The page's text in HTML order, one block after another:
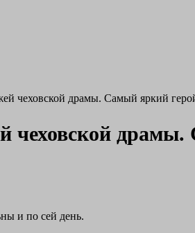
чеховской драмы. Самый яркий
чеховской
и по сей день.